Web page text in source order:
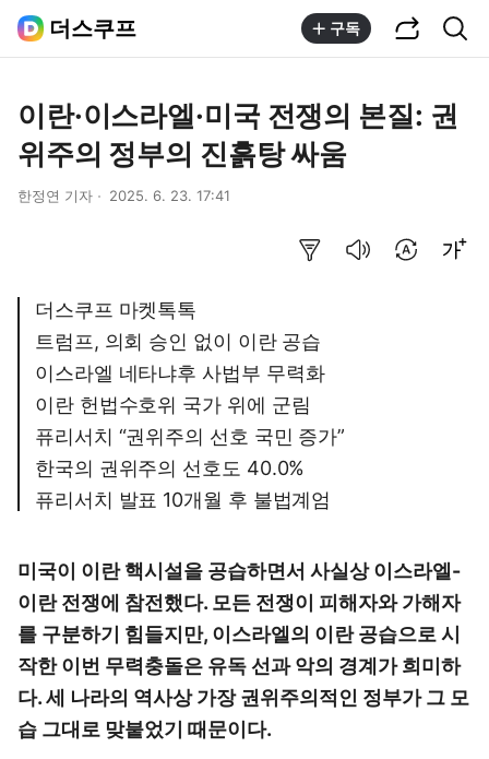
더스쿠프 구독
이란·이스라엘·미국 전쟁의 본질: 권
위주의 정부의 진흙탕 싸움
한정연 기자 2025. 6. 23. 17:41
더스쿠프 마켓톡톡
트럼프, 의회 승인 없이 이란 공습
이스라엘 네타냐후 사법부 무력화
이란 헌법수호위 국가 위에 군림
퓨리서치 “권위주의 선호 국민 증가”
한국의 권위주의 선호도 40.0%
퓨리서치 발표 10개월 후 불법계엄
미국이 이란 핵시설을 공습하면서 사실상 이스라엘-
이란 전쟁에 참전했다. 모든 전쟁이 피해자와 가해자
를 구분하기 힘들지만, 이스라엘의 이란 공습으로 시
작한 이번 무력충돌은 유독 선과 악의 경계가 희미하
다. 세 나라의 역사상 가장 권위주의적인 정부가 그 모
습 그대로 맞붙었기 때문이다.